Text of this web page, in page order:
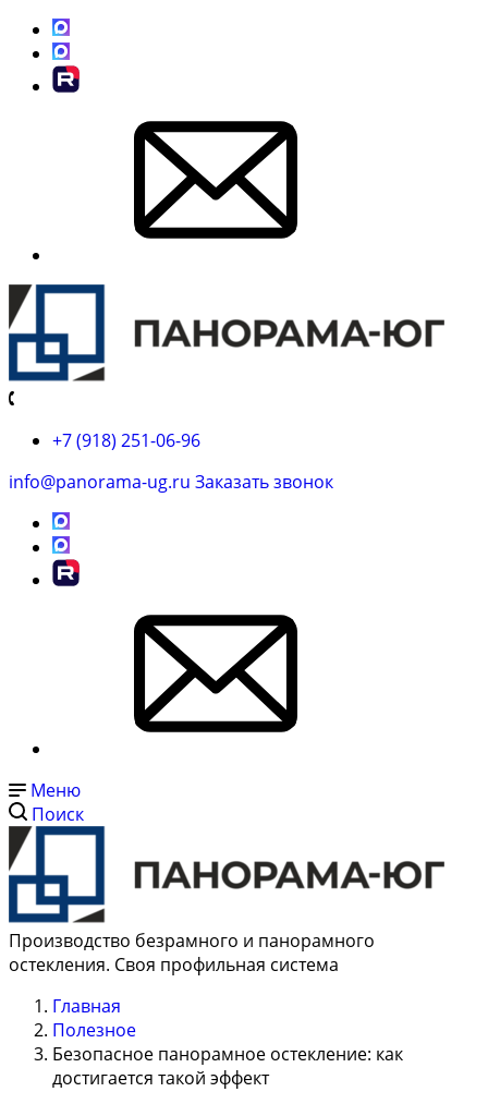
+7 (918) 251-06-96
info@panorama-ug.ru Заказать звонок
Меню
Поиск
Производство безрамного и панорамного
остекления. Своя профильная система
Главная
Полезное
Безопасное панорамное остекление: как
достигается такой эффект